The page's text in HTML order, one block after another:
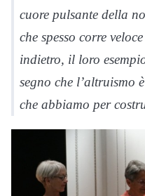
cuore pulsante della
che spesso corre
indietro, il loro
segno che l’altruismo
che abbiamo per